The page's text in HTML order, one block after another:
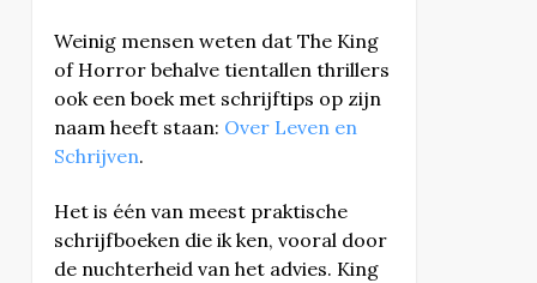
Weinig mensen weten dat The King
of Horror behalve tientallen thrillers
ook een boek met schrijftips op zijn
naam heeft staan: Over Leven en
Schrijven.
Het is één van meest praktische
schrijfboeken die ik ken, vooral door
de nuchterheid van het advies. King